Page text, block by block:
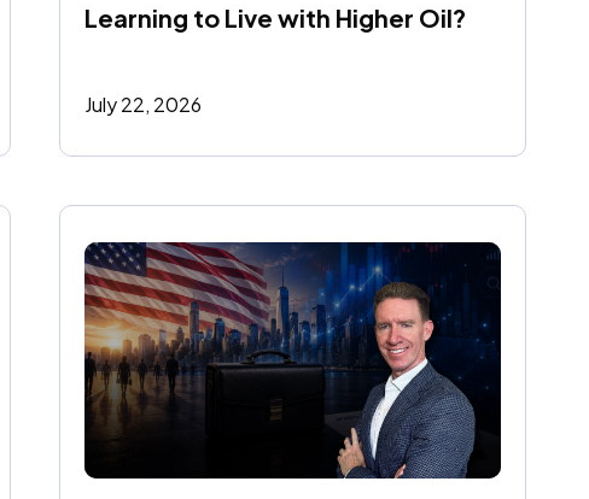
Learning to Live with Higher Oil?
July 22, 2026